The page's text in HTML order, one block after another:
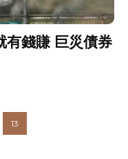
有錢賺 巨災債券
13